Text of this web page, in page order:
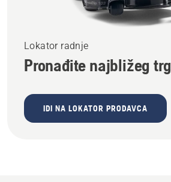
Lokator radnje
Pronađite najbližeg
IDI NA LOKATOR PRODAVCA